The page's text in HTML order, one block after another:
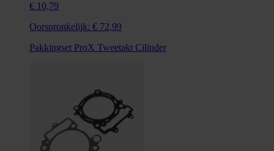
€ 10,79
Oorspronkelijk: € 72,99
Pakkingset ProX Tweetakt Cilinder